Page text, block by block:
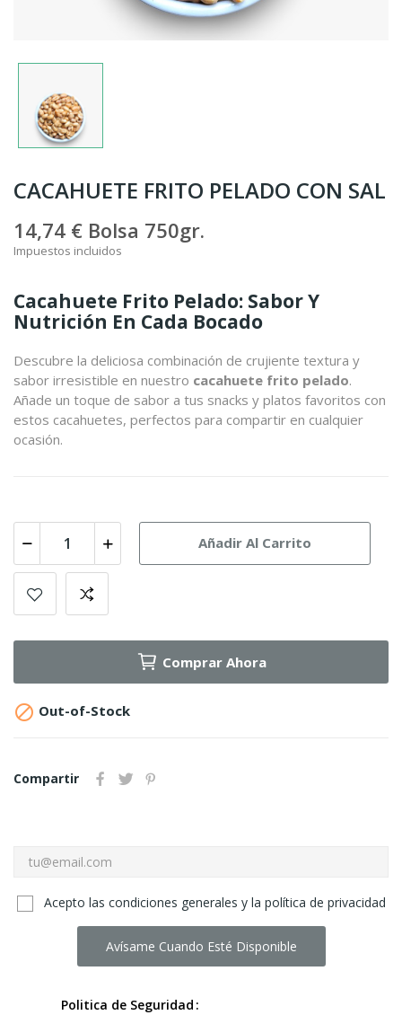
CACAHUETE FRITO PELADO CON SAL
14,74 € Bolsa 750gr.
Impuestos incluidos
Cacahuete Frito Pelado: Sabor Y
Nutrición En Cada Bocado
Descubre la deliciosa combinación de crujiente textura y
sabor irresistible en nuestro cacahuete frito pelado.
Añade un toque de sabor a tus snacks y platos favoritos con
estos cacahuetes, perfectos para compartir en cualquier
ocasión.
Añadir Al Carrito
Comprar Ahora
 Out-of-Stock
Compartir
Acepto las condiciones generales y la política de privacidad
Avísame Cuando Esté Disponible
Politica de Seguridad